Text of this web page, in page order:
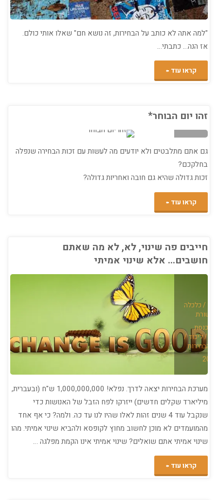
"למה אתה לא כותב על הבחירות, זה נושא חם" שאלו אותי כולם.
אז הנה… כתבתי…
קראו עוד
(ה)בחירות"
זהו יום הבוחר*
מדיה/
במי
הבוקר/
גם אתם מתלבטים ולא יודעים מה לעשות עם זכות הבחירה שנפלה
בחלקכם?
זכות גדולה שהיא גם חובה ואחריות גדולה?
קראו עוד
הבוחר*"
חייבים פה שינוי, לא, לא מה שאתם
חושבים… אלא שינוי אמיתי
/ כלכלה
הכנסת
/ליכוד/
הבחירות
מערכת הבחירות יצאה לדרך. נפלא! 1,000,000,000 ש"ח (ובעברית,
מיליארד שקלים חדשים) ייזרקו לפח הזבל של האנושות כדי
שנקבל עוד 4 שנים זהות לאלו שהיו לנו עד כה. ולמה? כי אף אחד
מהמועמדים לא מוכן לחשוב מחוץ לקופסא ולהביא שינוי אמיתי. מהו
שינוי אמיתי אתם שואלים? שינוי אמיתי אינו הקמת מפלגה …
קראו עוד